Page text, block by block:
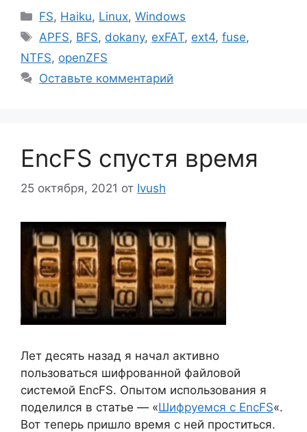
Рубрики
FS, Haiku, Linux,Windows
Метки
APFS, BFS, dokany, exFAT, ext4,fuse,
NTFS, openZFS
Оставьте комментарий
EncFS спустя время
25 октября, 2021 от Ivush
Лет десять назад я начал активно
пользоваться шифрованной файловой
системой EncFS. Опытом использования я
поделился в статье — «Шифруемся с EncFS«.
Вот теперь пришло время с ней проститься.